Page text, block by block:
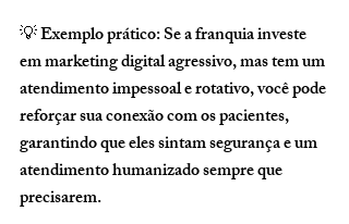
💡 Exemplo prático: Se a franquia investe
em marketing digital agressivo, mas tem um
atendimento impessoal e rotativo, você pode
reforçar sua conexão com os pacientes,
garantindo que eles sintam segurança e um
atendimento humanizado sempre que
precisarem.